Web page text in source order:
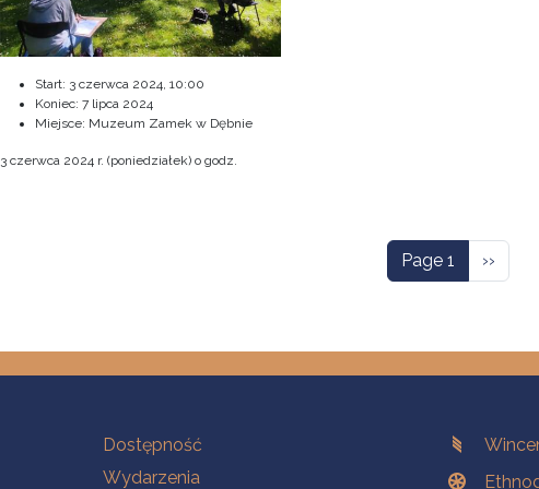
Start: 3 czerwca 2024, 10:00
Koniec: 7 lipca 2024
Miejsce: Muzeum Zamek w Dębnie
3 czerwca 2024 r. (poniedziałek) o godz.
Page 1 Next
››
Na skróty.
Dostępność
Wydarzenia
Branches